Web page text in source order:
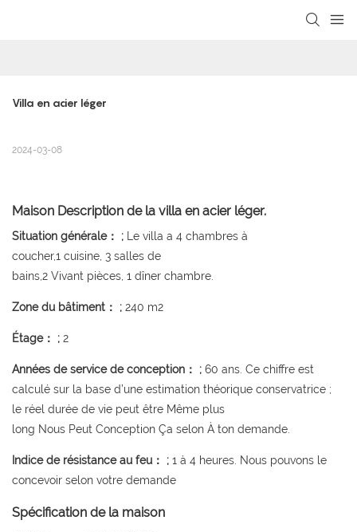
Villa en acier léger
2024-03-08
Maison Description de la villa en acier léger.
Situation générale： ; Le villa a 4 chambres à
coucher,1 cuisine, 3 salles de
bains,2 Vivant pièces, 1 dîner chambre.
Zone du bâtiment： ; 240 m2
Étage： ; 2
Années de service de conception： ; 60 ans. Ce chiffre est
calculé sur la base d’une estimation théorique conservatrice ;
le réel durée de vie peut être Même plus
long Nous Peut Conception Ça selon À ton demande.
Indice de résistance au feu： ; 1 à 4 heures. Nous pouvons le
concevoir selon votre demande
Spécification de la maison